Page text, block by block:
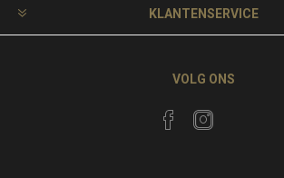
KLANTENSERVICE
VOLG ONS